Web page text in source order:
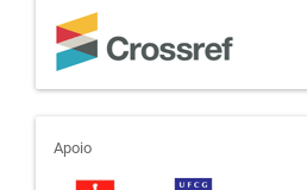
apoio
Apoio